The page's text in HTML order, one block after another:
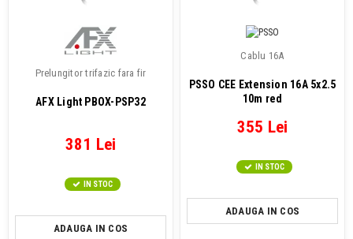
Prelungitor trifazic fara fir
AFX Light PBOX-PSP32
381 Lei
IN STOC
ADAUGA IN COS
Cablu 16A
PSSO CEE Extension 16A 5x2.5
10m red
355 Lei
IN STOC
ADAUGA IN COS